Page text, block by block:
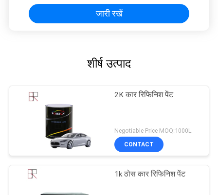
जारी रखें
शीर्ष उत्पाद
2K कार रिफिनिश पेंट
Negotiable Price MOQ:1000L
CONTACT
1k ठोस कार रिफिनिश पेंट